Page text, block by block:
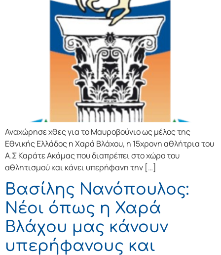
Αναχώρησε χθες για το Μαυροβούνιο ως μέλος της
Εθνικής Ελλάδος η Χαρά Βλάχου, η 15χρονη αθλήτρια του
Α.Σ Καράτε Ακάμας που διαπρέπει στο χώρο του
αθλητισμού και κάνει υπερήφανη την […]
Βασίλης Νανόπουλος:
Νέοι όπως η Χαρά
Βλάχου μας κάνουν
υπερήφανους και